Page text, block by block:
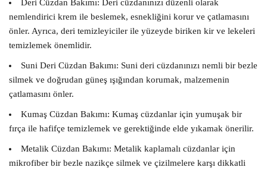
Deri Cüzdan Bakımı: Deri cüzdanınızı düzenli olarak
nemlendirici krem ile beslemek, esnekliğini korur ve çatlamasını
önler. Ayrıca, deri temizleyiciler ile yüzeyde biriken kir ve lekeleri
temizlemek önemlidir.
Suni Deri Cüzdan Bakımı: Suni deri cüzdanınızı nemli bir bezle
silmek ve doğrudan güneş ışığından korumak, malzemenin
çatlamasını önler.
Kumaş Cüzdan Bakımı: Kumaş cüzdanlar için yumuşak bir
fırça ile hafifçe temizlemek ve gerektiğinde elde yıkamak önerilir.
Metalik Cüzdan Bakımı: Metalik kaplamalı cüzdanlar için
mikrofiber bir bezle nazikçe silmek ve çizilmelere karşı dikkatli